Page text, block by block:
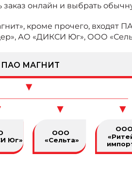
онлайн и выбрать
кроме прочего, входят
АО «ДИКСИ Юг», ООО
Юг»
ООО
«Сельта»
ООО
ПАО МАГНИТ